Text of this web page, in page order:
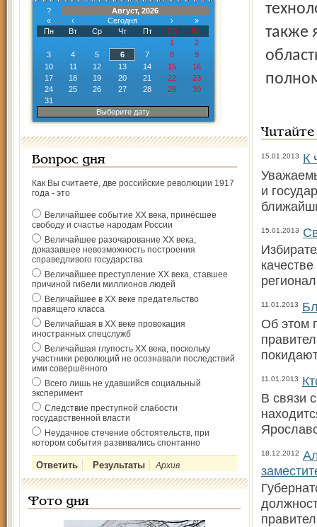
?
Август, 2026
«
‹ Сегодня ›
»
Пн
Вт Ср Чт Пт Сб
Вс
1
2
3
4 5 6 7 8
9
10
11 12 13 14 15
16
17
18 19 20 21 22
23
24
25 26 27 28 29
30
31
Выберите дату
Вопрос дня
Как Вы считаете, две российские революции 1917
года - это
Величайшее событие ХХ века, принёсшее
свободу и счастье народам России
Величайшее разочарование ХХ века,
доказавшее невозможность построения
справедливого государства
Величайшее преступление ХХ века, ставшее
причиной гибели миллионов людей
Величайшее в ХХ веке предательство
правящего класса
Величайшая в ХХ веке провокация
иностранных спецслужб
Величайшая глупость ХХ века, поскольку
участники революций не осознавали последствий
ими совершённого
Всего лишь не удавшийся социальный
эксперимент
Следствие преступной слабости
государственной власти
Неудачное стечение обстоятельств, при
котором события развивались спонтанно
Архив
Фото дня
также
15.01.2013
К
и
15.01.2013
11.01.2013
Об этом
11.01.2013
В связи
18.12.2012